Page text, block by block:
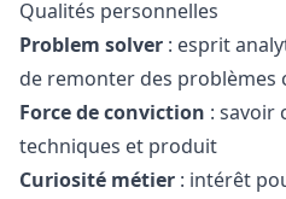
Qualités personnelles
Problem solver : esprit
de remonter des problèmes
Force de conviction : savoir
techniques et produit
Curiosité métier : intérêt